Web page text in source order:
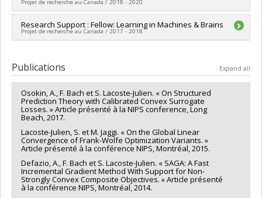
Mohammad-Ali Jenabian
interorganismes à l’intention des établissements
Grant programs:PVXXXXXX-Fonds d'excellence en recherche
Projet de recherche au Canada / 2018 - 2020
Lead researcher : Pierre L'Écuyer
Co-researchers : Simon Lacoste-Julien
Grant programs:
PVXXXXXX-Fonds d'excellence en recherche
Apogée Canada/Projet de recherche
Research Support : Fellow: Learning in Machines & Brains
Projet de recherche au Canada / 2017 - 2018
Funding sources:
CIFAR - Canadian Institute for Advanced
Research/ Institut canadien des recherches avancées
Grant programs:
Publications Expand all
Osokin, A., F. Bach et S. Lacoste-Julien. « On Structured
Prediction Theory with Calibrated Convex Surrogate
Losses. » Article présenté à la NIPS conference, Long
Beach, 2017.
Lacoste-Julien, S. et M. Jaggi. « On the Global Linear
Convergence of Frank-Wolfe Optimization Variants. »
Article présenté à la conférence NIPS, Montréal, 2015.
Defazio, A., F. Bach et S. Lacoste-Julien. « SAGA: A Fast
Incremental Gradient Method With Support for Non-
Strongly Convex Composite Objectives. » Article présenté
à la conférence NIPS, Montréal, 2014.